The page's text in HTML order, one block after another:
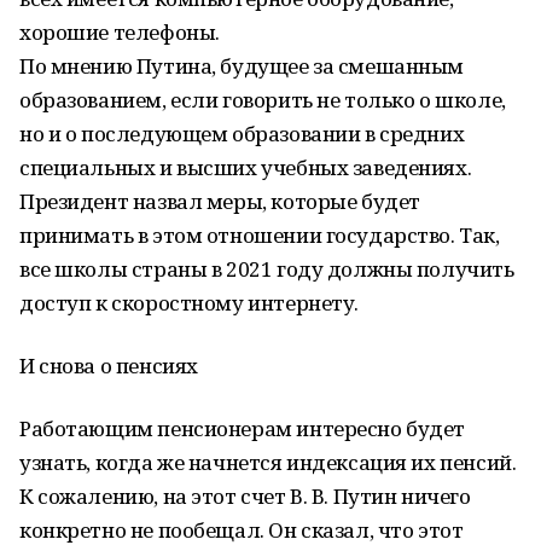
хорошие телефоны.
По мнению Путина, будущее за смешанным
образованием, если говорить не только о школе,
но и о последующем образовании в средних
специальных и высших учебных заведениях.
Президент назвал меры, которые будет
принимать в этом отношении государство. Так,
все школы страны в 2021 году должны получить
доступ к скоростному интернету.
И снова о пенсиях
Работающим пенсионерам интересно будет
узнать, когда же начнется индексация их пенсий.
К сожалению, на этот счет В. В. Путин ничего
конкретно не пообещал. Он сказал, что этот